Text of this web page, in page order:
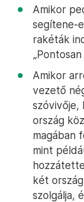
Amikor
segítene-
rakéták
Amikor
vezető
szóvivője,
ország
magában
mint
két
szolgálja,